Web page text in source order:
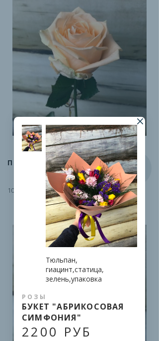
ПИЧ-АВАЛАНЖ
100 руб.
Тюльпан,
гиацинт,статица,
зелень,упаковка
РОЗЫ
БУКЕТ "АБРИКОСОВАЯ
СИМФОНИЯ"
2200 РУБ